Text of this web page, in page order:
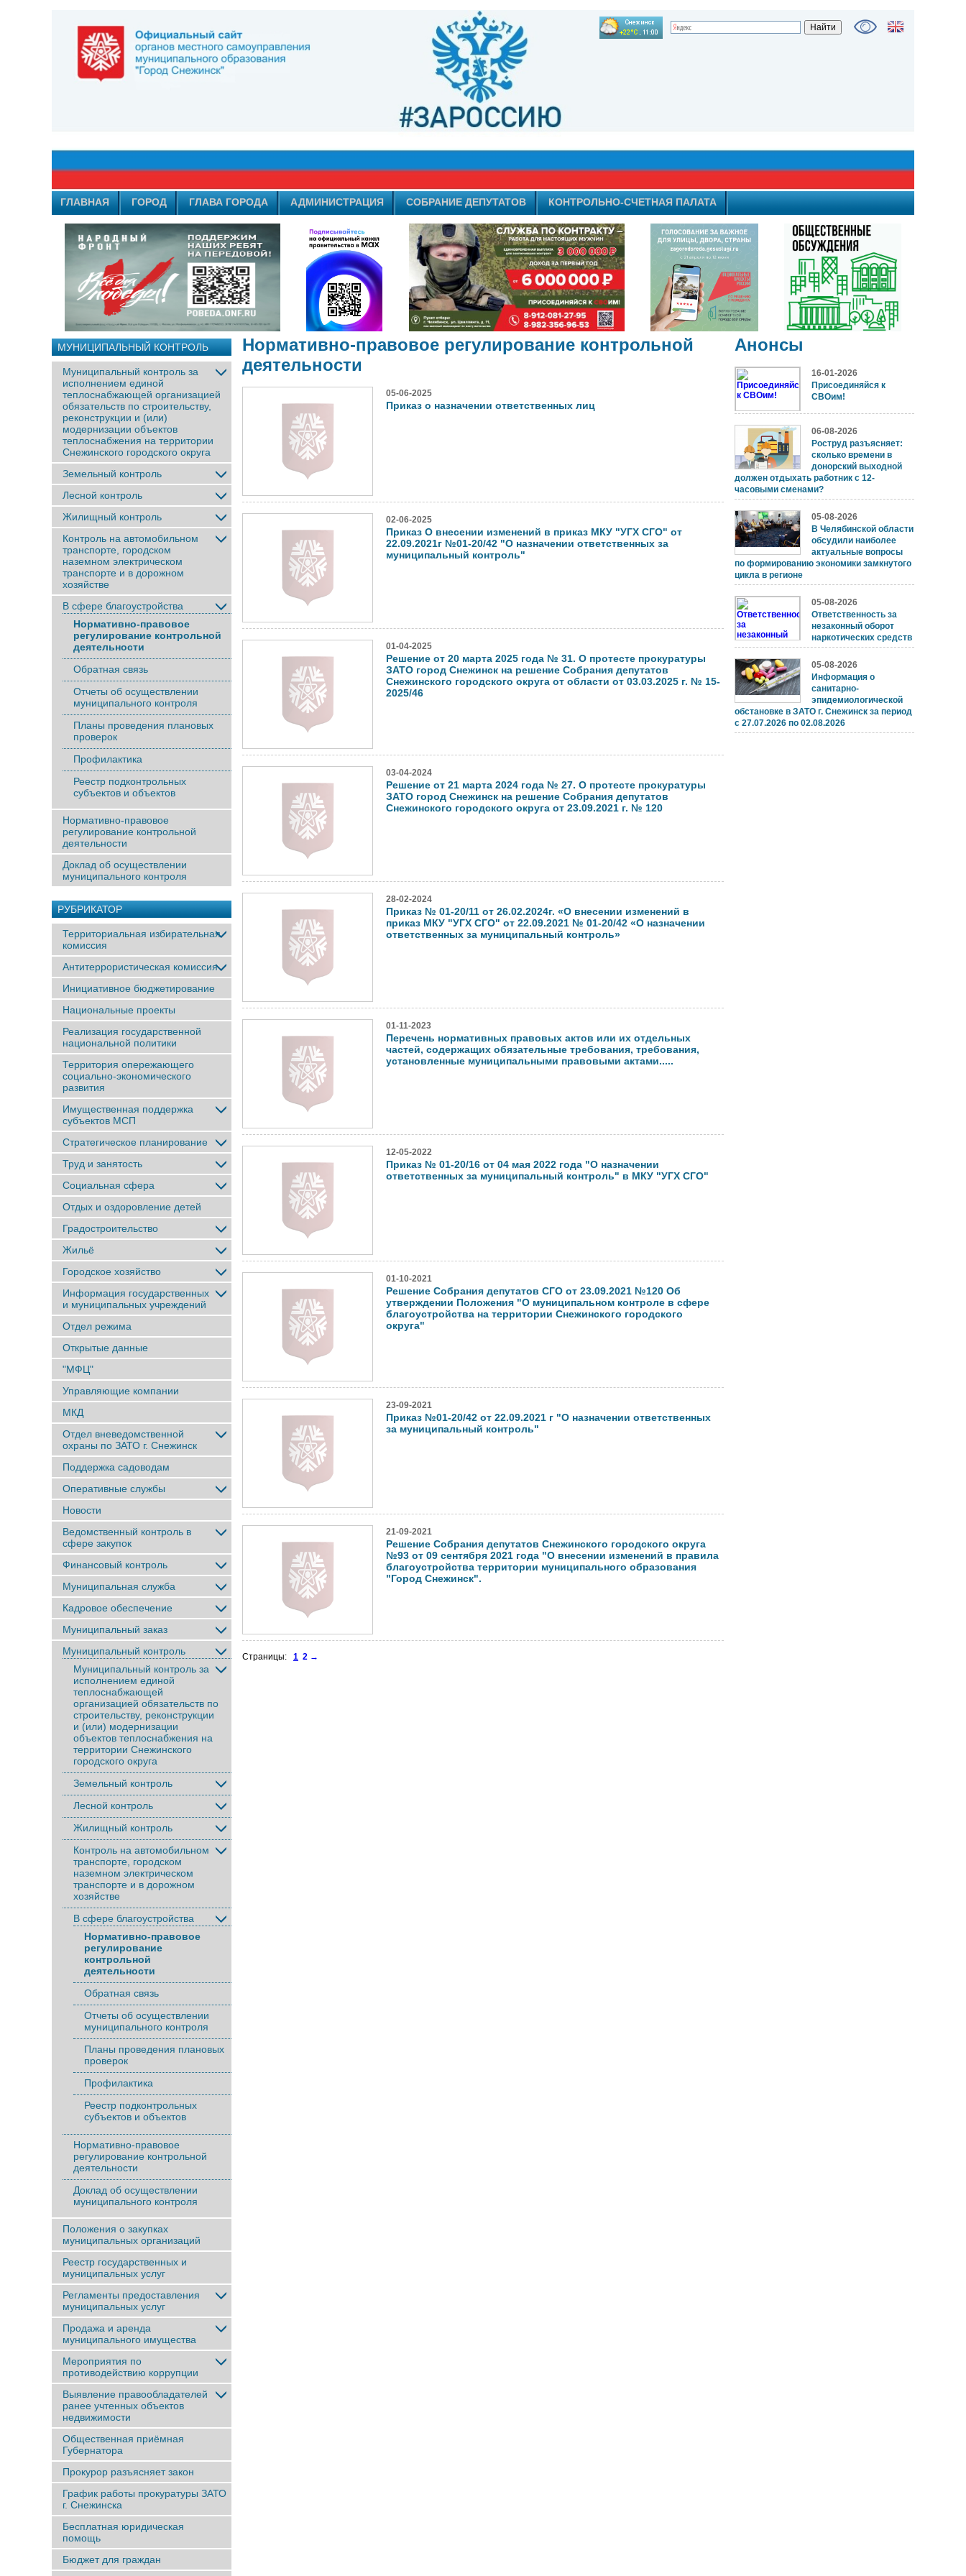
ГЛАВНАЯ ГОРОД ГЛАВА ГОРОДА АДМИНИСТРАЦИЯ СОБРАНИЕ ДЕПУТАТОВ КОНТРОЛЬНО-СЧЕТНАЯ ПАЛАТА
МУНИЦИПАЛЬНЫЙ КОНТРОЛЬ
Муниципальный контроль за
исполнением единой
теплоснабжающей организацией
обязательств по строительству,
реконструкции и (или)
модернизации объектов
теплоснабжения на территории
Снежинского городского округа
Земельный контроль
Лесной контроль
Жилищный контроль
Контроль на автомобильном
транспорте, городском
наземном электрическом
транспорте и в дорожном
хозяйстве
В сфере благоустройства
Нормативно-правовое
регулирование контрольной
деятельности
Обратная связь
Отчеты об осуществлении
муниципального контроля
Планы проведения плановых
проверок
Профилактика
Реестр подконтрольных
субъектов и объектов
Нормативно-правовое
регулирование контрольной
деятельности
Доклад об осуществлении
муниципального контроля
РУБРИКАТОР
Территориальная избирательная
комиссия
Антитеррористическая комиссия
Инициативное бюджетирование
Национальные проекты
Реализация государственной
национальной политики
Территория опережающего
социально-экономического
развития
Имущественная поддержка
субъектов МСП
Стратегическое планирование
Труд и занятость
Социальная сфера
Отдых и оздоровление детей
Градостроительство
Жильё
Городское хозяйство
Информация государственных
и муниципальных учреждений
Отдел режима
Открытые данные
"МФЦ"
Управляющие компании
МКД
Отдел вневедомственной
охраны по ЗАТО г. Снежинск
Поддержка садоводам
Оперативные службы
Новости
Ведомственный контроль в
сфере закупок
Финансовый контроль
Муниципальная служба
Кадровое обеспечение
Муниципальный заказ
Муниципальный контроль
Муниципальный контроль за
исполнением единой
теплоснабжающей
организацией обязательств по
строительству, реконструкции
и (или) модернизации
объектов теплоснабжения на
территории Снежинского
городского округа
Земельный контроль
Лесной контроль
Жилищный контроль
Контроль на автомобильном
транспорте, городском
наземном электрическом
транспорте и в дорожном
хозяйстве
В сфере благоустройства
Нормативно-правовое
регулирование
контрольной
деятельности
Обратная связь
Отчеты об осуществлении
муниципального контроля
Планы проведения плановых
проверок
Профилактика
Реестр подконтрольных
субъектов и объектов
Нормативно-правовое
регулирование контрольной
деятельности
Доклад об осуществлении
муниципального контроля
Положения о закупках
муниципальных организаций
Реестр государственных и
муниципальных услуг
Регламенты предоставления
муниципальных услуг
Продажа и аренда
муниципального имущества
Мероприятия по
противодействию коррупции
Выявление правообладателей
ранее учтенныx объектов
недвижимости
Общественная приёмная
Губернатора
Прокурор разъясняет закон
График работы прокуратуры ЗАТО
г. Снежинска
Бесплатная юридическая
помощь
Бюджет для граждан
Нормативно-правовое регулирование контрольной
деятельности
05-06-2025
Приказ о назначении ответственных лиц
02-06-2025
Приказ О внесении изменений в приказ МКУ "УГХ СГО" от
22.09.2021г №01-20/42 "О назначении ответственных за
муниципальный контроль"
01-04-2025
Решение от 20 марта 2025 года № 31. О протесте прокуратуры
ЗАТО город Снежинск на решение Собрания депутатов
Снежинского городского округа от области от 03.03.2025 г. № 15-
2025/46
03-04-2024
Решение от 21 марта 2024 года № 27. О протесте прокуратуры
ЗАТО город Снежинск на решение Собрания депутатов
Снежинского городского округа от 23.09.2021 г. № 120
28-02-2024
Приказ № 01-20/11 от 26.02.2024г. «О внесении изменений в
приказ МКУ "УГХ СГО" от 22.09.2021 № 01-20/42 «О назначении
ответственных за муниципальный контроль»
01-11-2023
Перечень нормативных правовых актов или их отдельных
частей, содержащих обязательные требования, требования,
установленные муниципальными правовыми актами.....
12-05-2022
Приказ № 01-20/16 от 04 мая 2022 года "О назначении
ответственных за муниципальный контроль" в МКУ "УГХ СГО"
01-10-2021
Решение Собрания депутатов СГО от 23.09.2021 №120 Об
утверждении Положения "О муниципальном контроле в сфере
благоустройства на территории Снежинского городского
округа"
23-09-2021
Приказ №01-20/42 от 22.09.2021 г "О назначении ответственных
за муниципальный контроль"
21-09-2021
Решение Собрания депутатов Снежинского городского округа
№93 от 09 сентября 2021 года "О внесении изменений в правила
благоустройства территории муниципального образования
"Город Снежинск".
Страницы: 1 2 →
Анонсы
16-01-2026
Присоединяйся к
СВОим!
06-08-2026
Роструд разъясняет:
сколько времени в
донорский выходной
должен отдыхать работник с 12-
часовыми сменами?
05-08-2026
В Челябинской области
обсудили наиболее
актуальные вопросы
по формированию экономики замкнутого
цикла в регионе
05-08-2026
Ответственность за
незаконный оборот
наркотических средств
05-08-2026
Информация о
санитарно-
эпидемиологической
обстановке в ЗАТО г. Снежинск за период
с 27.07.2026 по 02.08.2026